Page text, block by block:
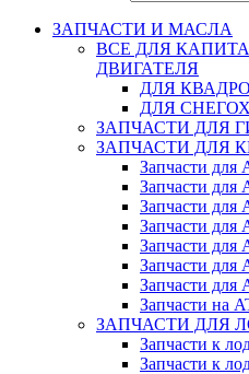
ЗАПЧАСТИ И МАСЛА
ВСЕ ДЛЯ
ДВИГАТЕЛЯ
ДЛЯ
ДЛЯ
ЗАПЧАСТИ ДЛЯ
ЗАПЧАСТИ ДЛЯ
Запчасти
Запчасти
Запчасти для
Запчасти для
Запчасти для
Запчасти
Запчасти
Запчасти на
ЗАПЧАСТИ ДЛЯ
Запчасти к
Запчасти к